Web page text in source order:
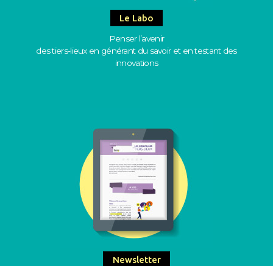
Le Labo
Penser l’avenir
des tiers-lieux en générant du savoir et en testant des
innovations
Newsletter